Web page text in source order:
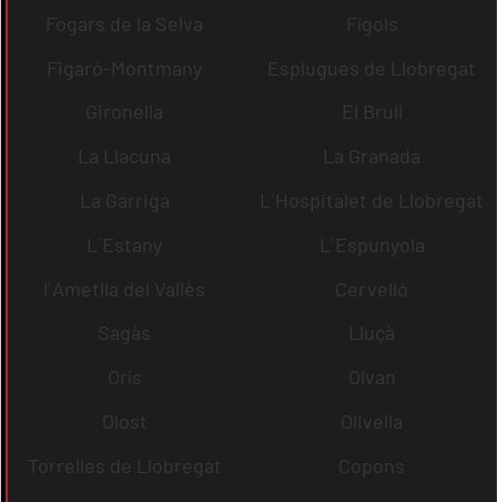
Fogars de la Selva
Fígols
Figaró-Montmany
Esplugues de Llobregat
Gironella
El Brull
La Llacuna
La Granada
La Garriga
L´Hospitalet de Llobregat
L´Estany
L´Espunyola
l´Ametlla del Vallès
Cervelló
Sagàs
Lluçà
Orís
Olvan
Olost
Olivella
Torrelles de Llobregat
Copons